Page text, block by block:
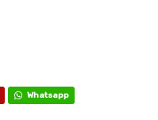
Whatsapp